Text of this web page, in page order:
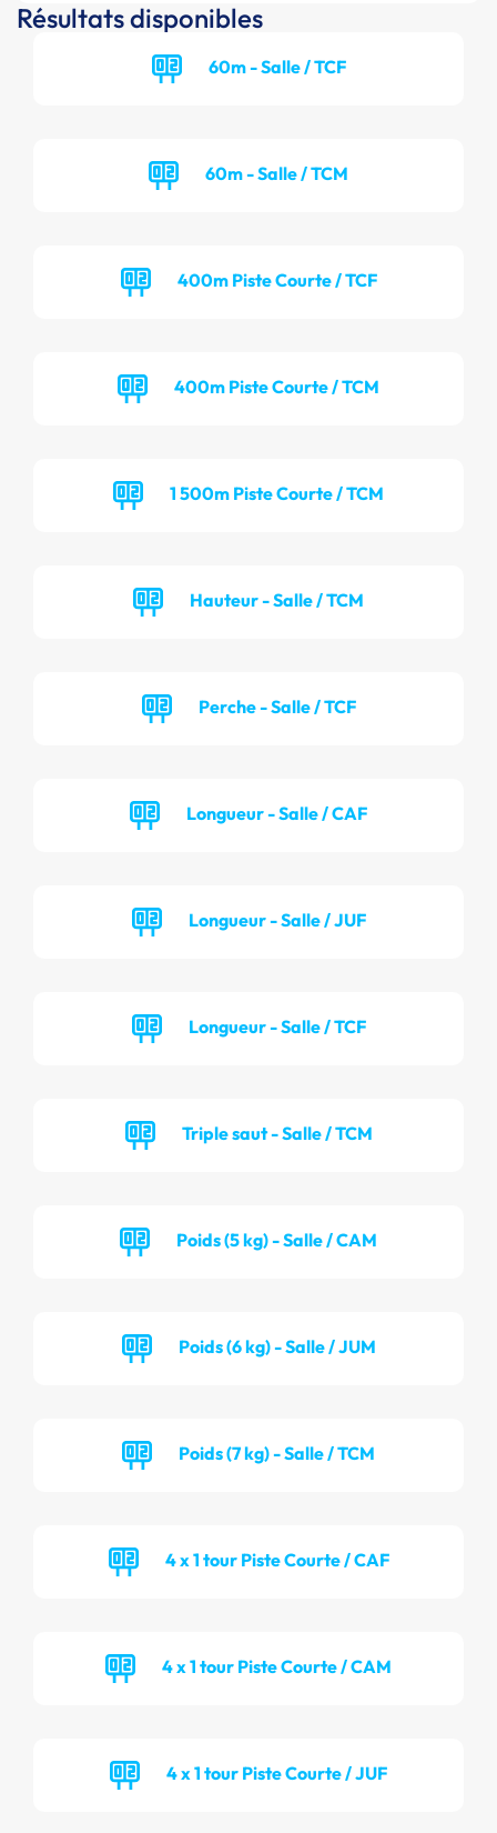
Résultats disponibles
60m - Salle / TCF
60m - Salle / TCM
400m Piste Courte / TCF
400m Piste Courte / TCM
1 500m Piste Courte / TCM
Hauteur - Salle / TCM
Perche - Salle / TCF
Longueur - Salle / CAF
Longueur - Salle / JUF
Longueur - Salle / TCF
Triple saut - Salle / TCM
Poids (5 kg) - Salle / CAM
Poids (6 kg) - Salle / JUM
Poids (7 kg) - Salle / TCM
4 x 1 tour Piste Courte / CAF
4 x 1 tour Piste Courte / CAM
4 x 1 tour Piste Courte / JUF